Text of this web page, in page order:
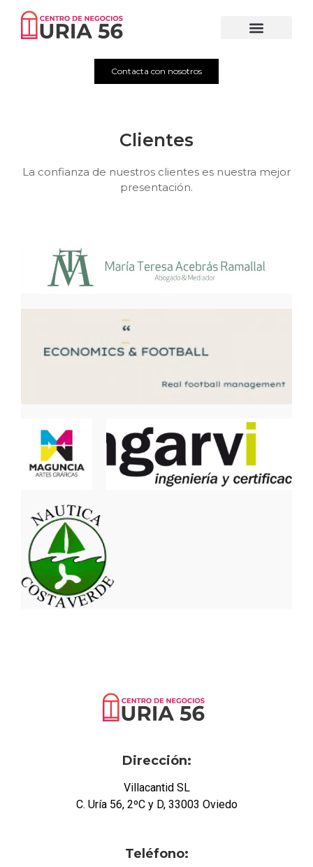
Contacta con nosotros
Clientes
La confianza de nuestros clientes es nuestra mejor
presentación.
Dirección:
Villacantid SL
C. Uría 56, 2ºC y D, 33003 Oviedo
Teléfono: